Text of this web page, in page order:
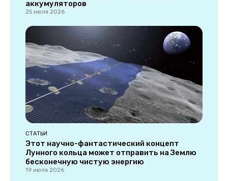
аккумуляторов
25 июля 2026
СТАТЬИ
Этот научно-фантастический концепт
Лунного кольца может отправить на Землю
бесконечную чистую энергию
19 июля 2026